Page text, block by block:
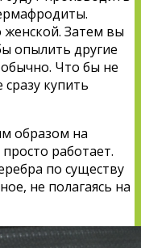
Затем вы
опылить другие
Что бы не
купить
образом на
работает.
по существу
не полагаясь на